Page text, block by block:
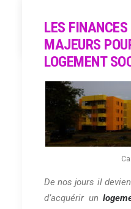
by Salma Amadore
LES
MAJEURS
LOGEMENT
De nos jours il
d’acquérir un